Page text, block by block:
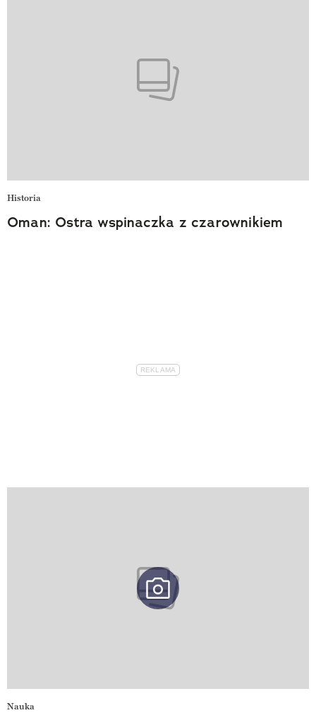
Historia
Oman: Ostra wspinaczka z czarownikiem
Nauka